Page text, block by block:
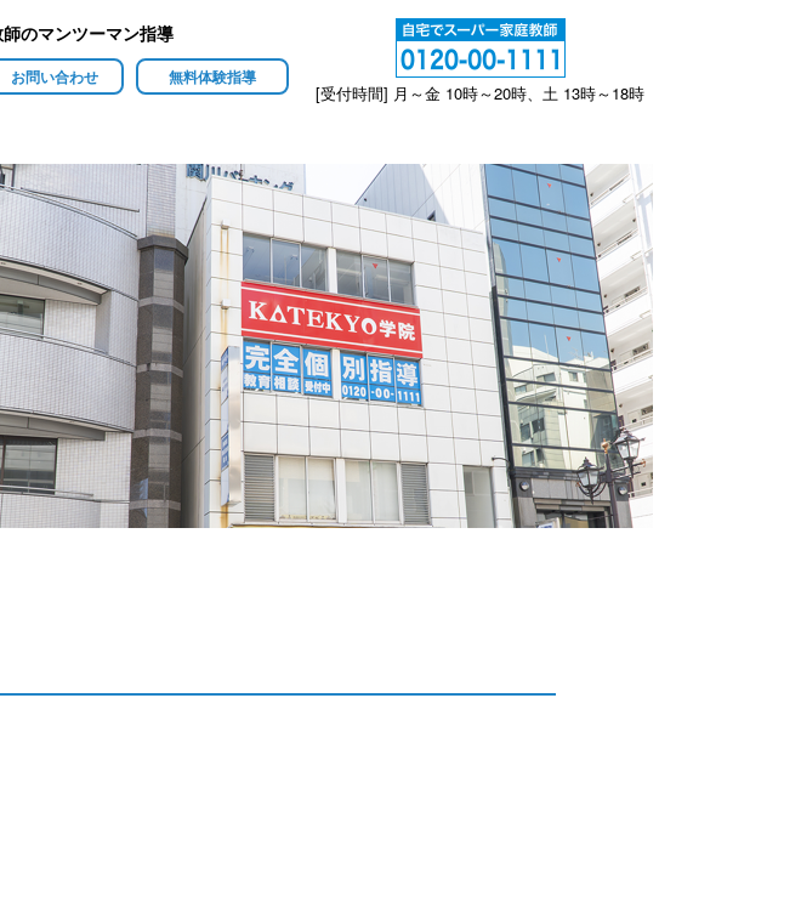
のマンツーマン指導
お問い合わせ 無料体験指導
[受付時間] 月～金 10時～20時、土 13時～18時